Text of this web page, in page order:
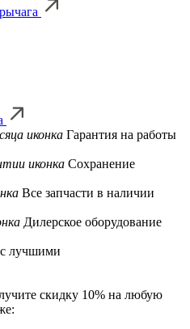
Гарантия на работы
Сохранение
Все запчасти в наличии
Дилерское оборудование
скидку 10% на любую